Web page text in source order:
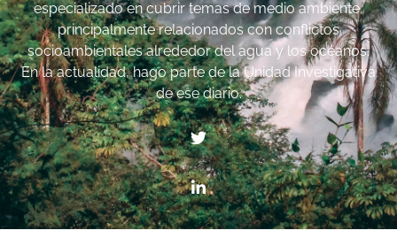
especializado en cubrir temas de medio ambiente,
principalmente relacionados con conflictos
socioambientales alrededor del agua y los océanos.
En la actualidad, hago parte de la Unidad Investigativa
de ese diario.